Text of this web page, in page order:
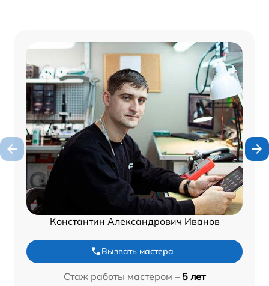
Константин Александрович Иванов
Вызвать мастера
Стаж работы мастером – 5 лет